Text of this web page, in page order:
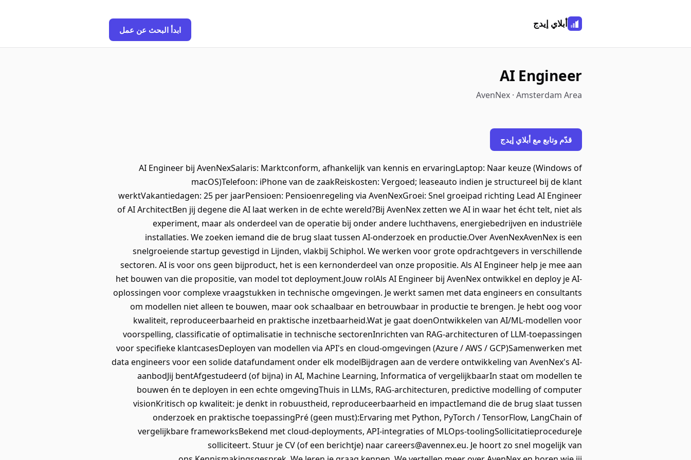
أبلاي إيدج
ابدأ البحث عن عمل
AI Engineer
AvenNex · Amsterdam Area
قدّم وتابع مع أبلاي إيدج
AI Engineer bij AvenNexSalaris: Marktconform, afhankelijk van kennis en ervaringLaptop: Naar keuze (Windows of
macOS)Telefoon: iPhone van de zaakReiskosten: Vergoed; leaseauto indien je structureel bij de klant
werktVakantiedagen: 25 per jaarPensioen: Pensioenregeling via AvenNexGroei: Snel groeipad richting Lead AI Engineer
of AI ArchitectBen jij degene die AI laat werken in de echte wereld?Bij AvenNex zetten we AI in waar het écht telt, niet als
experiment, maar als onderdeel van de operatie bij onder andere luchthavens, energiebedrijven en industriële
installaties. We zoeken iemand die de brug slaat tussen AI-onderzoek en productie.Over AvenNexAvenNex is een
snelgroeiende startup gevestigd in Lijnden, vlakbij Schiphol. We werken voor grote opdrachtgevers in verschillende
sectoren. AI is voor ons geen bijproduct, het is een kernonderdeel van onze propositie. Als AI Engineer help je mee aan
het bouwen van die propositie, van model tot deployment.Jouw rolAls AI Engineer bij AvenNex ontwikkel en deploy je AI-
oplossingen voor complexe vraagstukken in technische omgevingen. Je werkt samen met data engineers en consultants
om modellen niet alleen te bouwen, maar ook schaalbaar en betrouwbaar in productie te brengen. Je hebt oog voor
kwaliteit, reproduceerbaarheid en praktische inzetbaarheid.Wat je gaat doenOntwikkelen van AI/ML-modellen voor
voorspelling, classificatie of optimalisatie in technische sectorenInrichten van RAG-architecturen of LLM-toepassingen
voor specifieke klantcasesDeployen van modellen via API's en cloud-omgevingen (Azure / AWS / GCP)Samenwerken met
data engineers voor een solide datafundament onder elk modelBijdragen aan de verdere ontwikkeling van AvenNex's AI-
aanbodJij bentAfgestudeerd (of bijna) in AI, Machine Learning, Informatica of vergelijkbaarIn staat om modellen te
bouwen én te deployen in een echte omgevingThuis in LLMs, RAG-architecturen, predictive modelling of computer
visionKritisch op kwaliteit: je denkt in robuustheid, reproduceerbaarheid en impactIemand die de brug slaat tussen
onderzoek en praktische toepassingPré (geen must):Ervaring met Python, PyTorch / TensorFlow, LangChain of
vergelijkbare frameworksBekend met cloud-deployments, API-integraties of MLOps-toolingSollicitatieprocedureJe
solliciteert. Stuur je CV (of een berichtje) naar careers@avennex.eu. Je hoort zo snel mogelijk van